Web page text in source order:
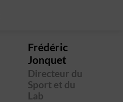
Frédéric
Jonquet
Directeur du
Sport et du
Lab